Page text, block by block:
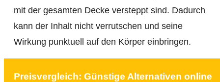
mit der gesamten Decke versteppt sind. Dadurch
kann der Inhalt nicht verrutschen und seine
Wirkung punktuell auf den Körper einbringen.
Preisvergleich: Günstige Alternativen online